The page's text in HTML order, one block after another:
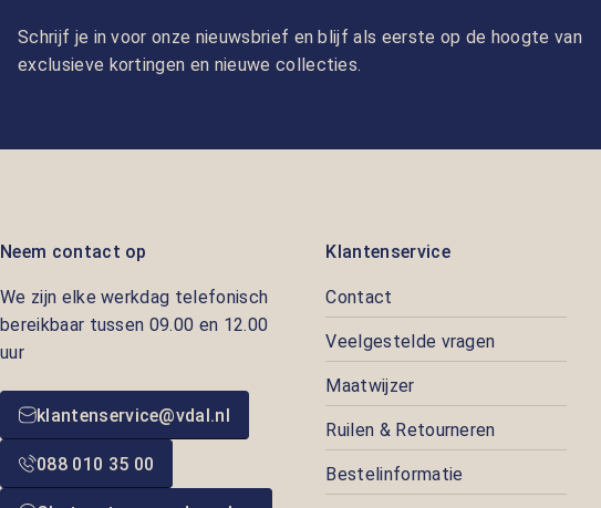
Schrijf je in voor onze nieuwsbrief en blijf als eerste op de hoogte van
exclusieve kortingen en nieuwe collecties.
Neem contact op
We zijn elke werkdag telefonisch
bereikbaar tussen 09.00 en 12.00
uur
klantenservice@vdal.nl
088 010 35 00
Klantenservice
Contact
Veelgestelde vragen
Maatwijzer
Ruilen & Retourneren
Bestelinformatie